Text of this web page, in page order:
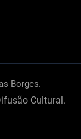
Borges.
Cultural.